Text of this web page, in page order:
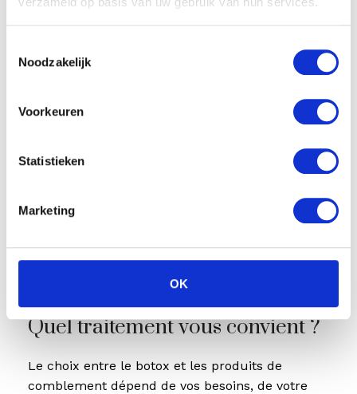
Noodzakelijk
Voorkeuren
Statistieken
Marketing
OK
préventive et
Quel traitement vous convient ?
Le choix entre le botox et les produits de
comblement dépend de vos besoins, de votre